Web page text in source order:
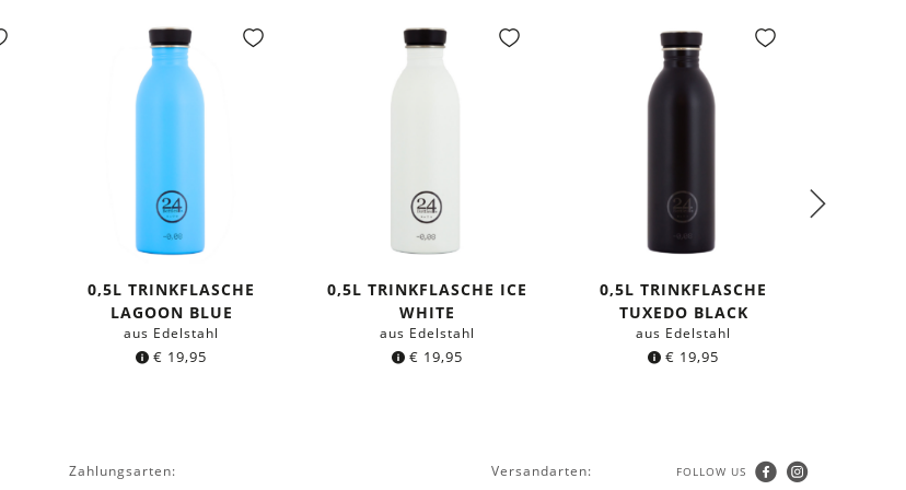
0,5L TRINKFLASCHE
LAGOON BLUE
aus Edelstahl
€ 19,95
0,5L TRINKFLASCHE ICE
WHITE
aus Edelstahl
€ 19,95
0,5L TRINKFLASCHE
TUXEDO BLACK
aus Edelstahl
€ 19,95
Zahlungsarten: Versandarten: FOLLOW US